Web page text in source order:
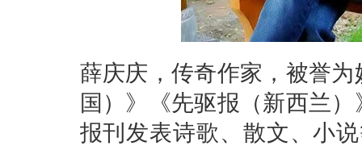
薛庆庆，传奇作家，被誉
国）》《先驱报（新西兰
报刊发表诗歌、散文、小